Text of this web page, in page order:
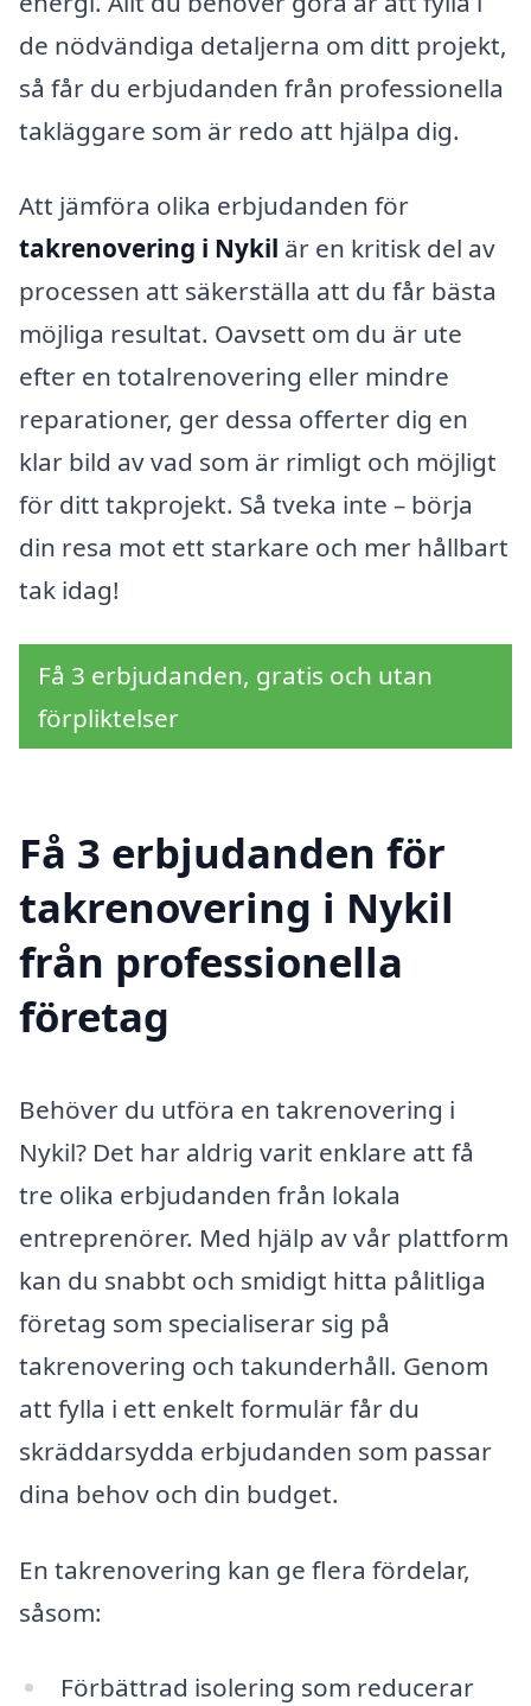
de nödvändiga detaljerna om ditt projekt,
så får du erbjudanden från professionella
takläggare som är redo att hjälpa dig.
Att jämföra olika erbjudanden för
takrenovering i Nykil är en kritisk del av
processen att säkerställa att du får bästa
möjliga resultat. Oavsett om du är ute
efter en totalrenovering eller mindre
reparationer, ger dessa offerter dig en
klar bild av vad som är rimligt och möjligt
för ditt takprojekt. Så tveka inte – börja
din resa mot ett starkare och mer hållbart
tak idag!
Få 3 erbjudanden, gratis och utan
förpliktelser
Få 3 erbjudanden för
takrenovering i Nykil
från professionella
företag
Behöver du utföra en takrenovering i
Nykil? Det har aldrig varit enklare att få
tre olika erbjudanden från lokala
entreprenörer. Med hjälp av vår plattform
kan du snabbt och smidigt hitta pålitliga
företag som specialiserar sig på
takrenovering och takunderhåll. Genom
att fylla i ett enkelt formulär får du
skräddarsydda erbjudanden som passar
dina behov och din budget.
En takrenovering kan ge flera fördelar,
såsom:
Förbättrad isolering som reducerar